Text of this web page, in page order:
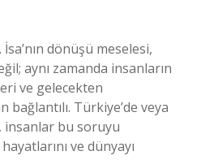
İsa’nın dönüşü meselesi,
aynı zamanda insanların
ve gelecekten
Türkiye’de veya
insanlar bu soruyu
ve dünyayı